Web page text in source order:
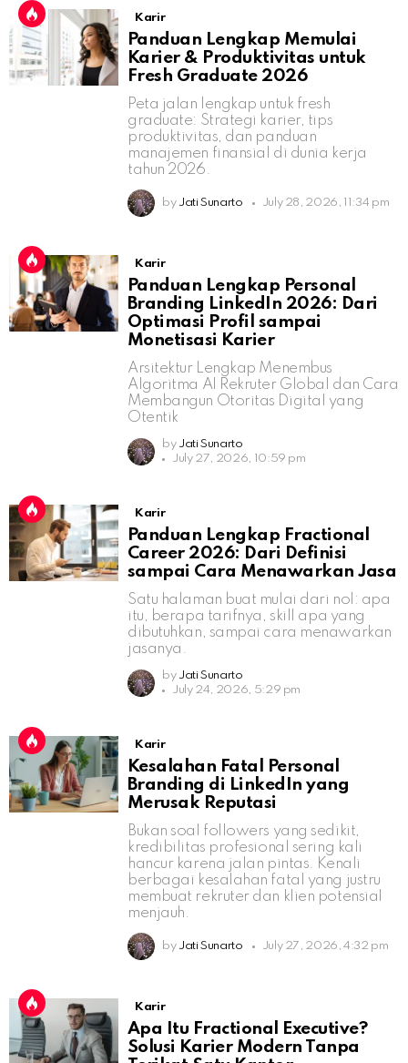
Karir
Panduan Lengkap Memulai
Karier & Produktivitas untuk
Fresh Graduate 2026
Peta jalan lengkap untuk fresh
graduate: Strategi karier, tips
produktivitas, dan panduan
manajemen finansial di dunia kerja
tahun 2026.
by Jati Sunarto July 28, 2026, 11:34 pm
Karir
Panduan Lengkap Personal
Branding LinkedIn 2026: Dari
Optimasi Profil sampai
Monetisasi Karier
Arsitektur Lengkap Menembus
Algoritma AI Rekruter Global dan Cara
Membangun Otoritas Digital yang
Otentik
by Jati Sunarto
July 27, 2026, 10:59 pm
Karir
Panduan Lengkap Fractional
Career 2026: Dari Definisi
sampai Cara Menawarkan Jasa
Satu halaman buat mulai dari nol: apa
itu, berapa tarifnya, skill apa yang
dibutuhkan, sampai cara menawarkan
jasanya.
by Jati Sunarto
July 24, 2026, 5:29 pm
Karir
Kesalahan Fatal Personal
Branding di LinkedIn yang
Merusak Reputasi
Bukan soal followers yang sedikit,
kredibilitas profesional sering kali
hancur karena jalan pintas. Kenali
berbagai kesalahan fatal yang justru
membuat rekruter dan klien potensial
menjauh.
by Jati Sunarto July 27, 2026, 4:32 pm
Karir
Apa Itu Fractional Executive?
Solusi Karier Modern Tanpa